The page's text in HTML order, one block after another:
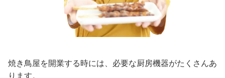
焼き鳥屋を開業する時には、必要な厨房機器がたくさんあ
ります。